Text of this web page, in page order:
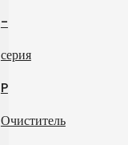
-
серия
P
Очиститель